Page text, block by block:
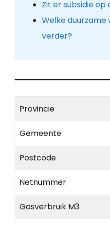
Zit er subsidie
Welke
verder?
Provincie
Gemeente
Postcode
Netnummer
Gasverbruik M3